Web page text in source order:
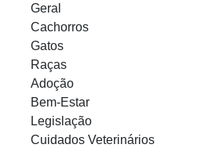
Geral
Cachorros
Gatos
Raças
Adoção
Bem-Estar
Legislação
Cuidados Veterinários